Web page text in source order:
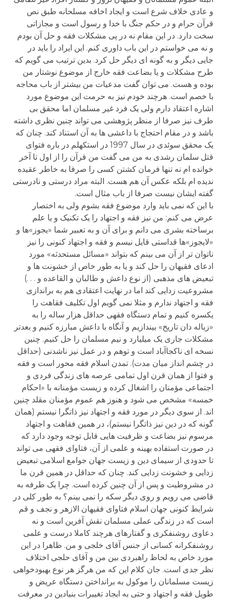
و عادی خلاف شرع است و ایجاد اخافه مسلحانه طبق نص
قرآن حرام و در حکم جنگ با خدا و رسول است و مجازاتی
سخت دارد. در این مقام نه در پی مشکلات فقه و حل آن بودم
و نه می خواستم در این باب داوری کنم. این ایراد را باید در
جایی دیگر و به گونه ای دیگر حل کرد. بدین ترتیب می گویم که
طرح مشکلات و یا بضاعت فقه خارج از موضوع نوشتار من
بوده و هست. می توان گفت مدعیات من بیشتر از باب محاجه
با خصم است. هرچند خودم نیز به حرمت این موضوع مورد
اشاره اعتقاد دارم ولی یک فرد غیر مسلمان اما محقق بی
طرف نیز صرفا از منظر پژوهشی می تواند چنین نظری داشته
باشد و در مقام احتجاج با داعشی ها به آن استناد کند. چنان که
یک محقق سوئدی در سال 1997 در استکهلم در باره فتوای
قتل سلمان رشدی به من می گفت من قرآن را از اول تا آخر
خوانده ام نه تنها فرمان کشتن کسی را صرفا به خاطر عقیده
ندیده ام بلکه عکس آن هم هست. البته مراد درستی و نادرستی
گفته ایشان نیست صرفا از باب مثال است.
با این که نمی باید وارد موضوع فقه بشوم ولی به اختصار
عرض می کنم: من نیز فقه و اجتهاد را یک تکنیک و یا علم
برساخته بشری می دانم و برای آن و به تعبیر شما «یجوز»ها و
«لایجوز»ها قداستی قایل نیسم و فقه و اجتهاد کنونی را نیز
ناتوان تر از آن می بینم که بتواند «مسائل مستحدثه» مورد
ادعای فقیهان را حل کند و یا به طور خاص از خشونت ها و
تبعیض های مذهبی (از نوع داعش و طالبان و القاعده و . . .)
مشروعیت زدایی کند اما در نهایت اعتقادی هم به براندازی
فقه و اجتهاد ندارم و مثلا نمی گویم اول تکلیف فقاهت را
یکسره کنیم و تمام دستگاه فقهی حداقل هزار ساله را به
«زباله دان تاریخ» بیندازیم و آنگاه با داعش مبارزه کنیم و بعدتر
مشکلات جاری یک میلیارد و نیم مسلمان را حل کنیم. چنین
نسخه ای ناکجاآباد است و توهم و در عمل نیز ناشدنی (حداقل
در چشم انداز میان مدت). تمدن اسلام فقه محور است و فقه
و فتوا از همان قرن اول تمامی عرصه های زندگی فردی و
اجتماعی مؤمنان را اشغال کرده و زیست مؤمنانه با «احکام
خمسه» مشخص می شود و هنوز هم عموم مؤمنان مقلد چنین
اند. از سوی دیگر در مورد فقه و اجتهاد نیز ذاتگرا نیستم (همان
گونه که در دین نیز ذاتگرا نیستم)، در همین فقاهت و اجتهاد
مرسوم نیز بضاعت و ظرفیت هایی قابل توجه وجود دارد که
در صورت استفاده بهینه و علمی از آن، فتاوای فقهی می تواند
تا حدودی از سیمای دین و زیست جهان جوامع اسلامی تبعیض
زدایی و خشونت زدایی کند. چنان که حداقل در همین قرن ما
در مشروطیت و پس از آن چنین کرده است. چرا یک طرفه به
قاضی می رویم و روی دیگر سکه را نمی بینم؟ به طور کلی در
شرایط کنونی جهان اسلام فتاوای فقیهان الازهر و نجف و قم
است که در زندگی عملی مسلمان نقش آفرین است و نه
دعاوی روشنفکری و گفتارهای هرچند کاملا درست و علمی
روشنفکرانه کسانی از جنس آقای خلجی و من. ظاهرا در این
مورد خاص به لحاظ راهبردی بین من و آقای حلجی اختلاف
نظر جدی است. جان کلام این که من هرگز هر نوع بهبودخواهی
زیست مسلمانان را موکول به برانداختن دستگاه عریض و
طویل فقه و اجتهاد و حتی به ایجاد تغییرات بنیادین در معرفت